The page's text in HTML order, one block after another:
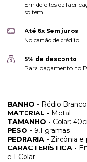
Em defeitos de
soltem!
Até 6x Sem juros
No cartão de crédito
5% de desconto
Para pagamento no
BANHO - Ródio Branco
MATERIAL - Metal
TAMANHO - Colar:
PESO - 9,1 gramas
PEDRARIA - Zircônia e
CARACTERÍSTICA -
e 1 Colar